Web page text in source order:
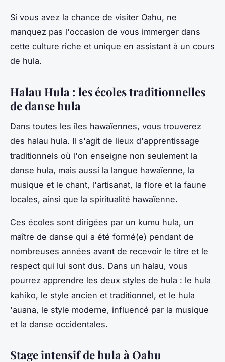
Si vous avez la chance de visiter Oahu, ne
manquez pas l'occasion de vous immerger dans
cette culture riche et unique en assistant à un cours
de hula.
Halau Hula : les écoles traditionnelles
de danse hula
Dans toutes les îles hawaïennes, vous trouverez
des halau hula. Il s'agit de lieux d'apprentissage
traditionnels où l'on enseigne non seulement la
danse hula, mais aussi la langue hawaïenne, la
musique et le chant, l'artisanat, la flore et la faune
locales, ainsi que la spiritualité hawaïenne.
Ces écoles sont dirigées par un kumu hula, un
maître de danse qui a été formé(e) pendant de
nombreuses années avant de recevoir le titre et le
respect qui lui sont dus. Dans un halau, vous
pourrez apprendre les deux styles de hula : le hula
kahiko, le style ancien et traditionnel, et le hula
'auana, le style moderne, influencé par la musique
et la danse occidentales.
Stage intensif de hula à Oahu